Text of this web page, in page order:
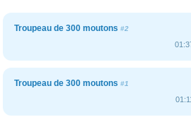
Troupeau de 300 moutons #2
Troupeau de 300 moutons #1